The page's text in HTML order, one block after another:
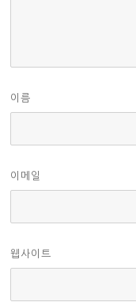
이름
이메일
웹사이트